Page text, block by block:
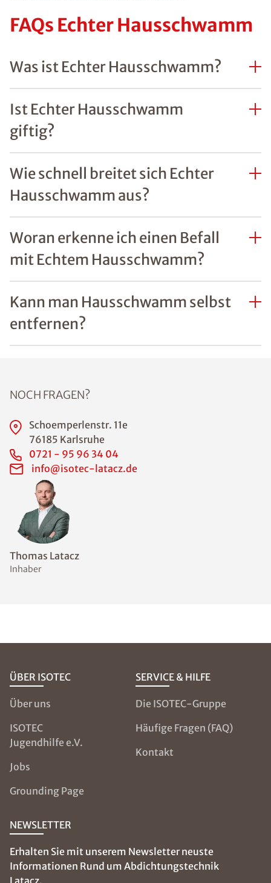
FAQs Echter Hausschwamm
Was ist Echter Hausschwamm?
Ist Echter Hausschwamm
giftig?
Wie schnell breitet sich Echter
Hausschwamm aus?
Woran erkenne ich einen Befall
mit Echtem Hausschwamm?
Kann man Hausschwamm selbst
entfernen?
Thomas Latacz
Inhaber
NOCH FRAGEN?
Schoemperlenstr. 11e
76185 Karlsruhe
0721 - 95 96 34 04
info@isotec-latacz.de
ÜBER ISOTEC
Über uns
ISOTEC
Jugendhilfe e.V.
Jobs
Grounding Page
SERVICE & HILFE
Die ISOTEC-Gruppe
Häufige Fragen (FAQ)
Kontakt
NEWSLETTER
Erhalten Sie mit unserem Newsletter neuste
Informationen Rund um Abdichtungstechnik
Latacz.